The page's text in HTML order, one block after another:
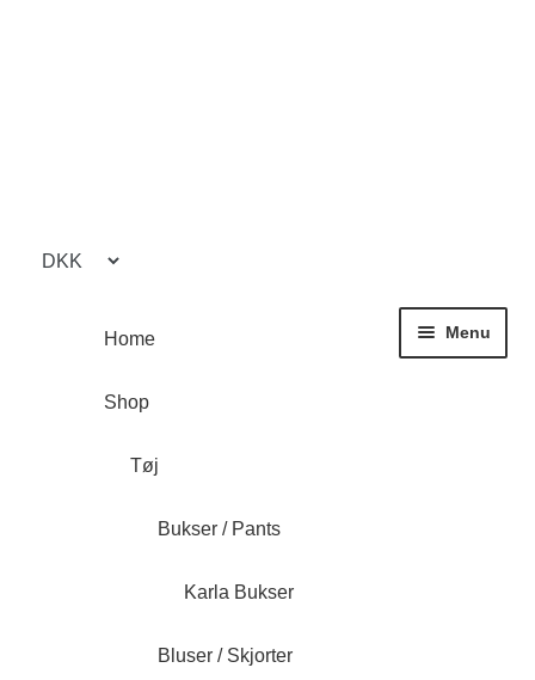
Menu
Home
Shop
Tøj
Bukser / Pants
Karla Bukser
Bluser / Skjorter